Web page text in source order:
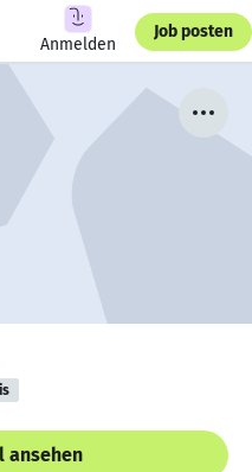
Anmelden
Job posten
ansehen